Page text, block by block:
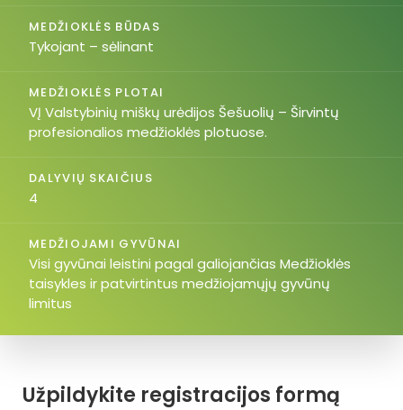
Užpildykite registracijos formą
MEDŽIOKLĖS BŪDAS
Tykojant – sėlinant
MEDŽIOKLĖS PLOTAI
VĮ Valstybinių miškų urėdijos Šešuolių – Širvintų
profesionalios medžioklės plotuose.
DALYVIŲ SKAIČIUS
4
MEDŽIOJAMI GYVŪNAI
Visi gyvūnai leistini pagal galiojančias Medžioklės
taisykles ir patvirtintus medžiojamųjų gyvūnų
limitus